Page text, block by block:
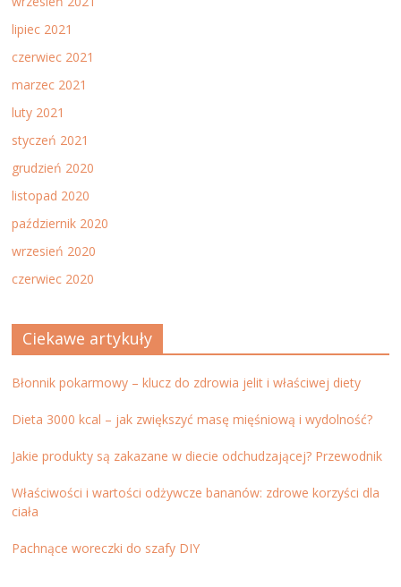
lipiec 2021
czerwiec 2021
marzec 2021
luty 2021
styczeń 2021
grudzień 2020
listopad 2020
październik 2020
wrzesień 2020
czerwiec 2020
Ciekawe artykuły
Błonnik pokarmowy – klucz do zdrowia jelit i właściwej diety
Dieta 3000 kcal – jak zwiększyć masę mięśniową i wydolność?
Jakie produkty są zakazane w diecie odchudzającej? Przewodnik
Właściwości i wartości odżywcze bananów: zdrowe korzyści dla
ciała
Pachnące woreczki do szafy DIY